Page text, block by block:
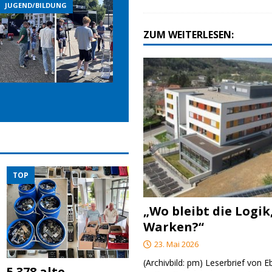
JUGEND/BILDUNG
TOP
ZUM WEITERLESEN:
„Wo bleibt die
Warken?“
23. Mai 2026
(Archivbild: pm) Leserbrief von